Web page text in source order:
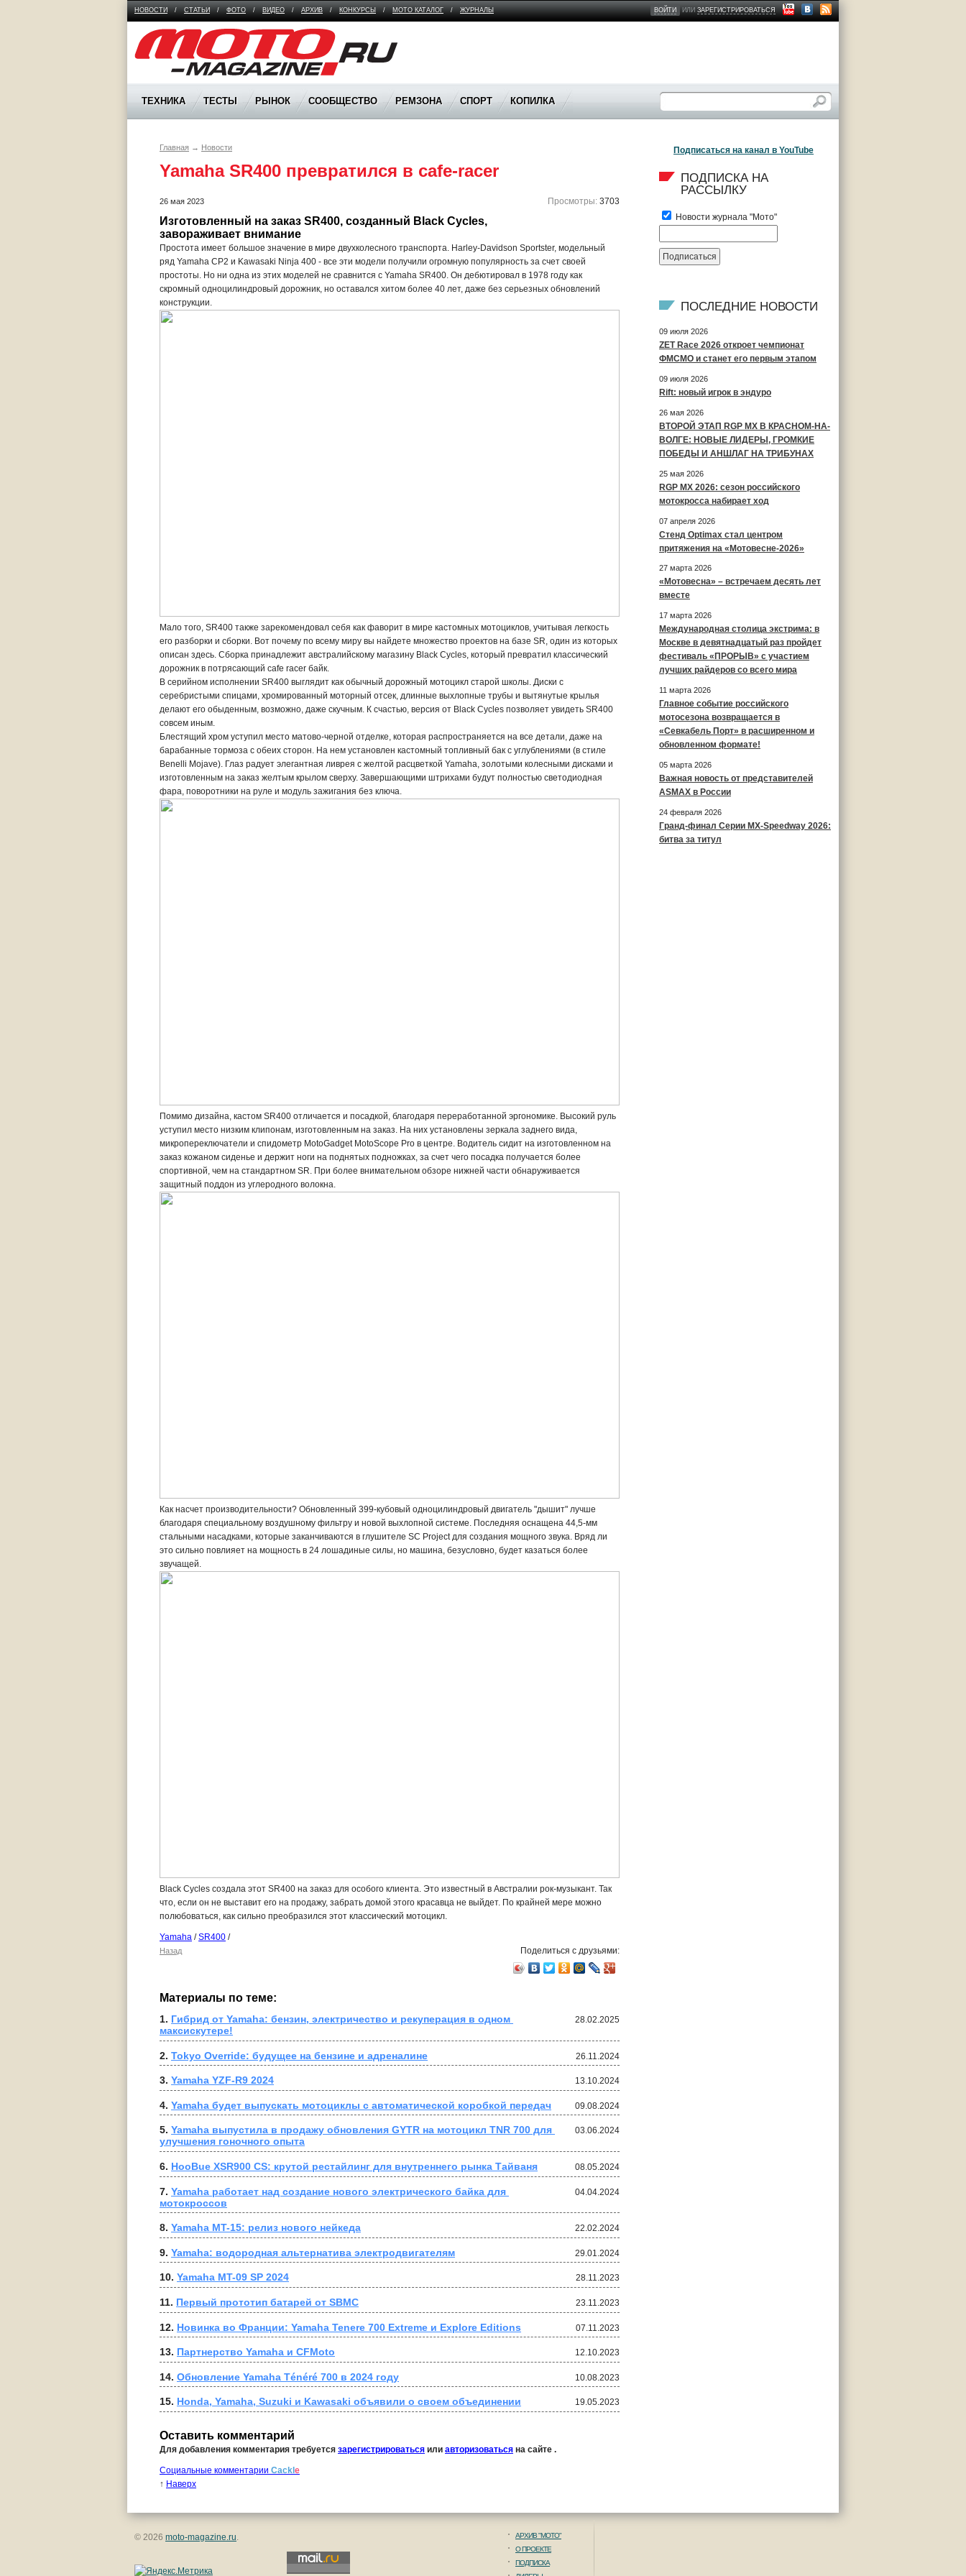
НОВОСТИ / СТАТЬИ / ФОТО / ВИДЕО / АРХИВ / КОНКУРСЫ / МОТО КАТАЛОГ / ЖУРНАЛЫ ВОЙТИ ИЛИЗАРЕГИСТРИРОВАТЬСЯ
Moto Magazine
ТЕХНИКА ТЕСТЫ РЫНОК СООБЩЕСТВО РЕМЗОНА СПОРТ КОПИЛКА
Главная → Новости
Yamaha SR400 превратился в cafe-racer
Просмотры: 3703
26 мая 2023
Изготовленный на заказ SR400, созданный Black Cycles,
завораживает внимание
Простота имеет большое значение в мире двухколесного транспорта. Harley-Davidson Sportster, модельный
ряд Yamaha CP2 и Kawasaki Ninja 400 - все эти модели получили огромную популярность за счет своей
простоты. Но ни одна из этих моделей не сравнится с Yamaha SR400. Он дебютировал в 1978 году как
скромный одноцилиндровый дорожник, но оставался хитом более 40 лет, даже без серьезных обновлений
конструкции.
Мало того, SR400 также зарекомендовал себя как фаворит в мире кастомных мотоциклов, учитывая легкость
его разборки и сборки. Вот почему по всему миру вы найдете множество проектов на базе SR, один из которых
описан здесь. Сборка принадлежит австралийскому магазину Black Cycles, который превратил классический
дорожник в потрясающий cafe racer байк.
В серийном исполнении SR400 выглядит как обычный дорожный мотоцикл старой школы. Диски с
серебристыми спицами, хромированный моторный отсек, длинные выхлопные трубы и вытянутые крылья
делают его обыденным, возможно, даже скучным. К счастью, версия от Black Cycles позволяет увидеть SR400
совсем иным.
Блестящий хром уступил место матово-черной отделке, которая распространяется на все детали, даже на
барабанные тормоза с обеих сторон. На нем установлен кастомный топливный бак с углублениями (в стиле
Benelli Mojave). Глаз радует элегантная ливрея с желтой расцветкой Yamaha, золотыми колесными дисками и
изготовленным на заказ желтым крылом сверху. Завершающими штрихами будут полностью светодиодная
фара, поворотники на руле и модуль зажигания без ключа.
Помимо дизайна, кастом SR400 отличается и посадкой, благодаря переработанной эргономике. Высокий руль
уступил место низким клипонам, изготовленным на заказ. На них установлены зеркала заднего вида,
микропереключатели и спидометр MotoGadget MotoScope Pro в центре. Водитель сидит на изготовленном на
заказ кожаном сиденье и держит ноги на поднятых подножках, за счет чего посадка получается более
спортивной, чем на стандартном SR. При более внимательном обзоре нижней части обнаруживается
защитный поддон из углеродного волокна.
Как насчет производительности? Обновленный 399-кубовый одноцилиндровый двигатель "дышит" лучше
благодаря специальному воздушному фильтру и новой выхлопной системе. Последняя оснащена 44,5-мм
стальными насадками, которые заканчиваются в глушителе SC Project для создания мощного звука. Вряд ли
это сильно повлияет на мощность в 24 лошадиные силы, но машина, безусловно, будет казаться более
звучащей.
Black Cycles создала этот SR400 на заказ для особого клиента. Это известный в Австралии рок-музыкант. Так
что, если он не выставит его на продажу, забрать домой этого красавца не выйдет. По крайней мере можно
полюбоваться, как сильно преобразился этот классический мотоцикл.
Yamaha /SR400 /
Назад Поделиться с друзьями:
Материалы по теме:
28.02.2025
1. Гибрид от Yamaha: бензин, электричество и рекуперация в одном
максискутере!
26.11.2024
2. Tokyo Override: будущее на бензине и адреналине
13.10.2024
3. Yamaha YZF-R9 2024
09.08.2024
4. Yamaha будет выпускать мотоциклы с автоматической коробкой передач
03.06.2024
5. Yamaha выпустила в продажу обновления GYTR на мотоцикл TNR 700 для
улучшения гоночного опыта
08.05.2024
6. HooBue XSR900 CS: крутой рестайлинг для внутреннего рынка Тайваня
04.04.2024
7. Yamaha работает над создание нового электрического байка для
мотокроссов
22.02.2024
8. Yamaha MT-15: релиз нового нейкеда
29.01.2024
9. Yamaha: водородная альтернатива электродвигателям
28.11.2023
10. Yamaha MT-09 SP 2024
23.11.2023
11. Первый прототип батарей от SBMC
07.11.2023
12. Новинка во Франции: Yamaha Tenere 700 Extreme и Explore Editions
12.10.2023
13. Партнерство Yamaha и CFMoto
10.08.2023
14. Обновление Yamaha Ténéré 700 в 2024 году
19.05.2023
15. Honda, Yamaha, Suzuki и Kawasaki объявили о своем объединении
Оставить комментарий
Для добавления комментария требуется зарегистрироваться или авторизоваться на сайте .
Социальные комментарии Cackl e
↑ Наверх
Подписаться на канал в YouTube
ПОДПИСКА НА
РАССЫЛКУ
Новости журнала "Мото"
ПОСЛЕДНИЕ НОВОСТИ
09 июля 2026
ZET Race 2026 откроет чемпионат
ФМСМО и станет его первым этапом
09 июля 2026
Rift: новый игрок в эндуро
26 мая 2026
ВТОРОЙ ЭТАП RGP MX В КРАСНОМ-НА-
ВОЛГЕ: НОВЫЕ ЛИДЕРЫ, ГРОМКИЕ
ПОБЕДЫ И АНШЛАГ НА ТРИБУНАХ
25 мая 2026
RGP MX 2026: сезон российского
мотокросса набирает ход
07 апреля 2026
Стенд Optimax стал центром
притяжения на «Мотовесне-2026»
27 марта 2026
«Мотовесна» – встречаем десять лет
вместе
17 марта 2026
Международная столица экстрима: в
Москве в девятнадцатый раз пройдет
фестиваль «ПРОРЫВ» с участием
лучших райдеров со всего мира
11 марта 2026
Главное событие российского
мотосезона возвращается в
«Севкабель Порт» в расширенном и
обновленном формате!
05 марта 2026
Важная новость от представителей
ASMAX в России
24 февраля 2026
Гранд-финал Серии MX-Speedway 2026:
битва за титул
© 2026 moto-magazine.ru.
АРХИВ "МОТО"
О ПРОЕКТЕ
ПОДПИСКА